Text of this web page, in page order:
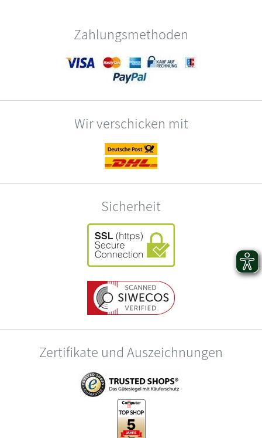
Zahlungsmethoden
Wir verschicken mit
Sicherheit
Zertifikate und Auszeichnungen